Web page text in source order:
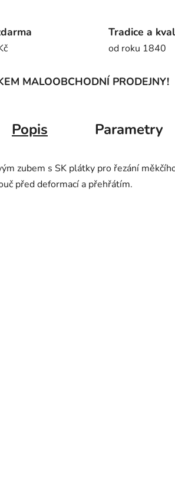
Tradice a
od roku 1840
MALOOBCHODNÍ PRODEJNY!
Popis Parametry
zubem s SK plátky pro řezání
před deformací a přehřátím.